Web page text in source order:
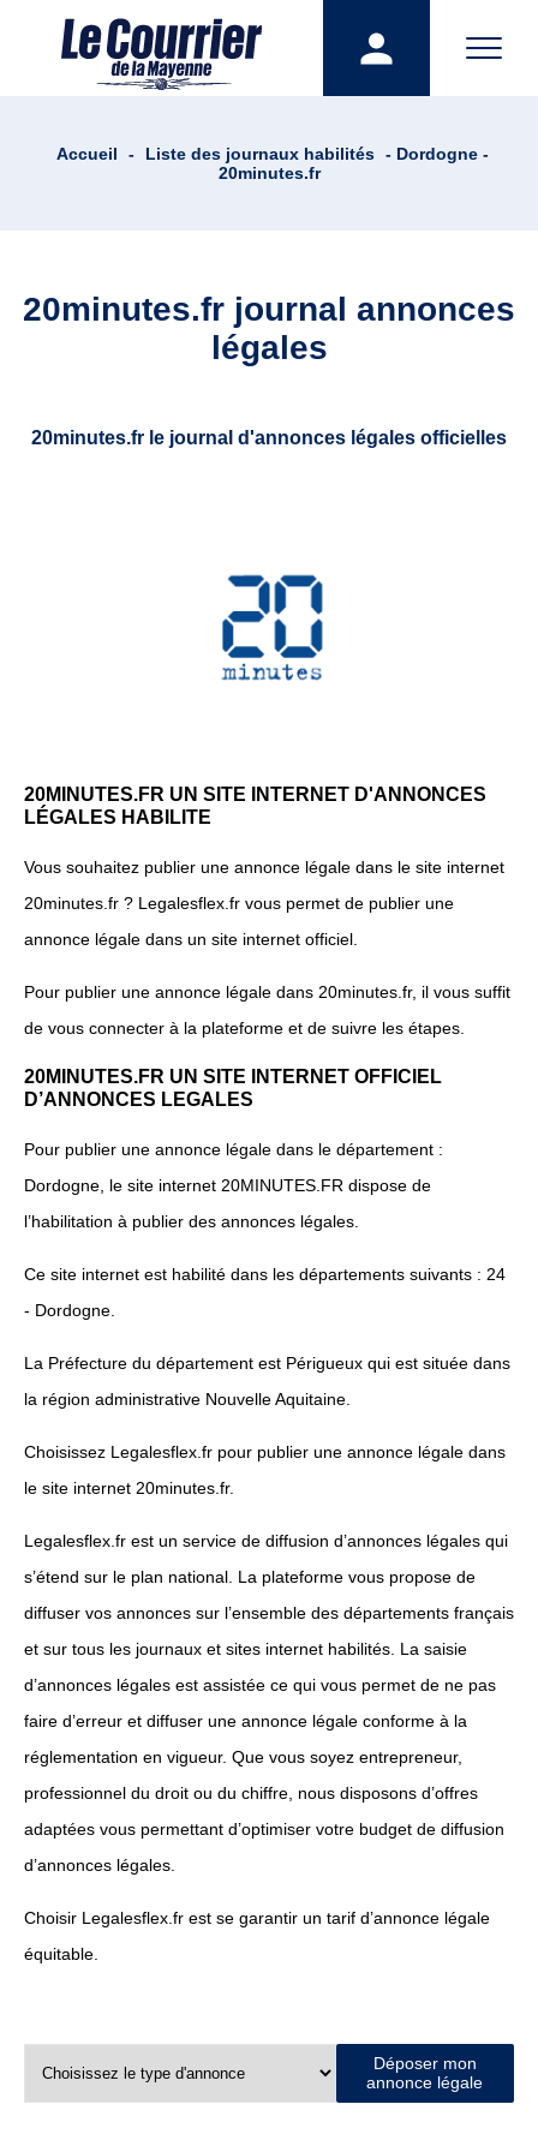
Accueil - Liste des journaux habilités - Dordogne -
20minutes.fr
20minutes.fr journal annonces
légales
20minutes.fr le journal d'annonces légales officielles
20MINUTES.FR UN SITE INTERNET D'ANNONCES
LÉGALES HABILITE
Vous souhaitez publier une annonce légale dans le site internet
20minutes.fr ? Legalesflex.fr vous permet de publier une
annonce légale dans un site internet officiel.
Pour publier une annonce légale dans 20minutes.fr, il vous suffit
de vous connecter à la plateforme et de suivre les étapes.
20MINUTES.FR UN SITE INTERNET OFFICIEL
D’ANNONCES LEGALES
Pour publier une annonce légale dans le département :
Dordogne, le site internet 20MINUTES.FR dispose de
l’habilitation à publier des annonces légales.
Ce site internet est habilité dans les départements suivants : 24
- Dordogne.
La Préfecture du département est Périgueux qui est située dans
la région administrative Nouvelle Aquitaine.
Choisissez Legalesflex.fr pour publier une annonce légale dans
le site internet 20minutes.fr.
Legalesflex.fr est un service de diffusion d’annonces légales qui
s’étend sur le plan national. La plateforme vous propose de
diffuser vos annonces sur l’ensemble des départements français
et sur tous les journaux et sites internet habilités. La saisie
d’annonces légales est assistée ce qui vous permet de ne pas
faire d’erreur et diffuser une annonce légale conforme à la
réglementation en vigueur. Que vous soyez entrepreneur,
professionnel du droit ou du chiffre, nous disposons d’offres
adaptées vous permettant d’optimiser votre budget de diffusion
d’annonces légales.
Choisir Legalesflex.fr est se garantir un tarif d’annonce légale
équitable.
Déposer mon
annonce légale